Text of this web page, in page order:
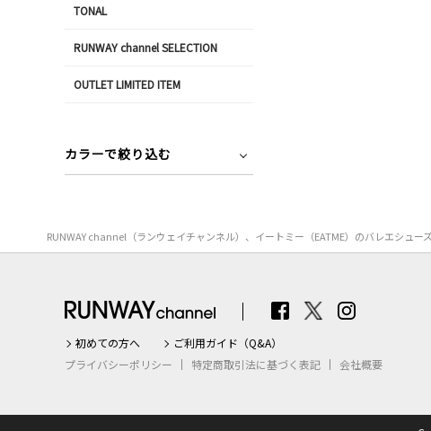
TONAL
RUNWAY channel SELECTION
OUTLET LIMITED ITEM
カラーで絞り込む
RUNWAY channel（ランウェイチャンネル）、イートミー（EATME）のバレエシュ
初めての方へ
ご利用ガイド（Q&A）
プライバシーポリシー
特定商取引法に基づく表記 会社概要